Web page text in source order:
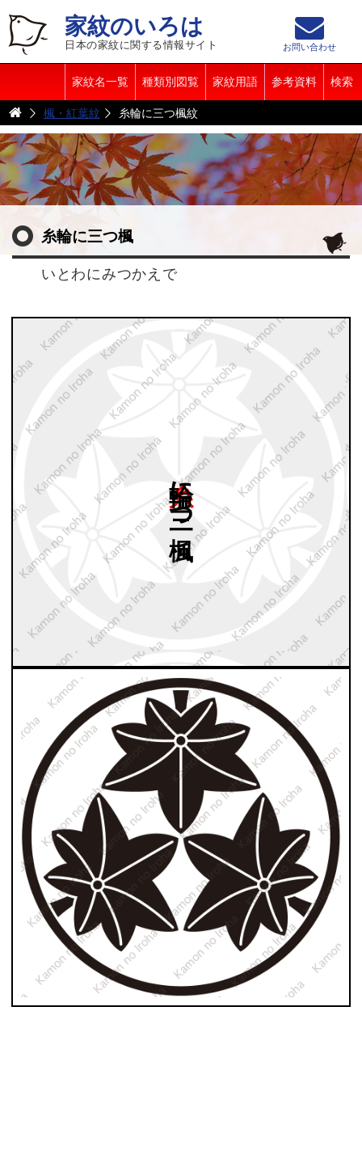
家紋のいろは
日本の家紋に関する情報サイト
家紋名一覧 種類別図覧 家紋用語 参考資料 検索
お問い合わせ
楓・紅葉紋 糸輪に三つ楓紋
糸輪に三つ楓
いとわにみつかえで
楓